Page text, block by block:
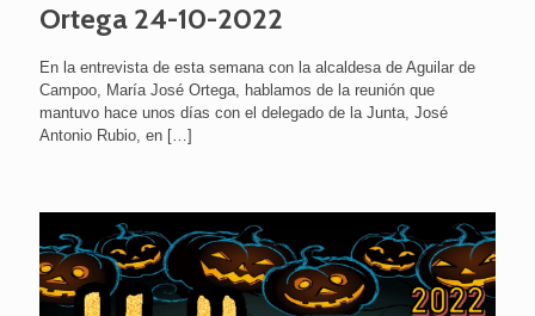
Ortega 24-10-2022
En la entrevista de esta semana con la alcaldesa de Aguilar de
Campoo, María José Ortega, hablamos de la reunión que
mantuvo hace unos días con el delegado de la Junta, José
Antonio Rubio, en […]